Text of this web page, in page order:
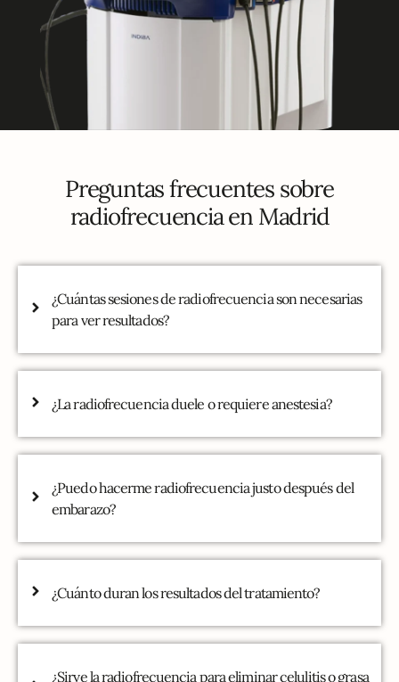
Preguntas frecuentes sobre
radiofrecuencia en Madrid
¿Cuántas sesiones de radiofrecuencia son necesarias
para ver resultados?
¿La radiofrecuencia duele o requiere anestesia?
¿Puedo hacerme radiofrecuencia justo después del
embarazo?
¿Cuánto duran los resultados del tratamiento?
¿Sirve la radiofrecuencia para eliminar celulitis o grasa